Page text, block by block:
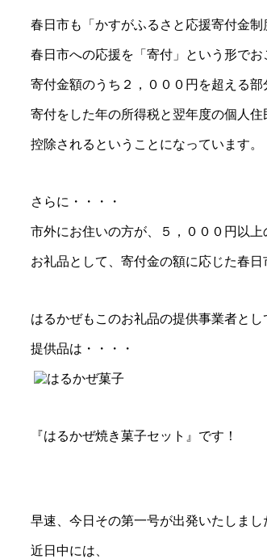
春日市も「かすがふるさと応援寄付金制
春日市への応援を「寄付」という形でお
寄付金額のうち２，０００円を超える部
寄付をした年の所得税と翌年度の個人住
控除されるということになっています。
さらに・・・・
市外にお住いの方が、５，０００円以上
お礼品として、寄付金の額に応じた春日
はるかぜもこのお礼品の提供事業者とし
提供品は・・・・
『はるかぜ焼き菓子セット』です！
早速、今日その第一号が出発いたしまし
近日中には、